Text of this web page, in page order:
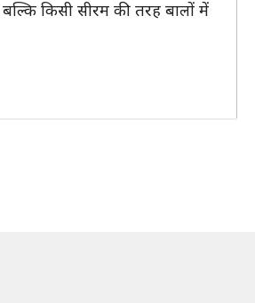
किसी सीरम की तरह बालों में